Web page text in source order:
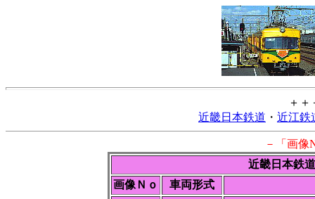
＋＋
近畿日本鉄道 ・ 近江鉄
－「画像
近畿日本鉄
画像Ｎｏ
車両形式